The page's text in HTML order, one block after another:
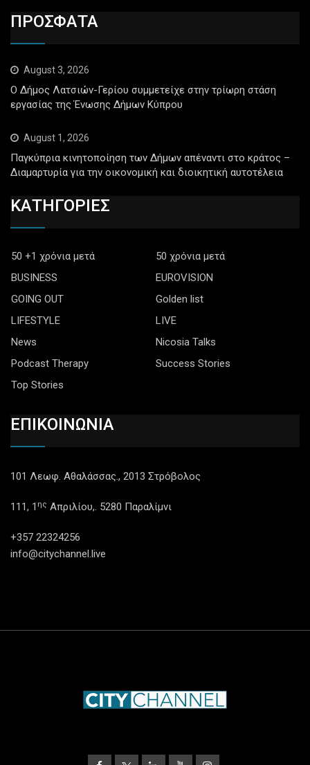
ΠΡΟΣΦΑΤΑ
August 3, 2026
Ο Δήμος Λατσιών-Γερίου συμμετείχε στην τρίωρη στάση
εργασίας της Ένωσης Δήμων Κύπρου
August 1, 2026
Παγκύπρια κινητοποίηση των Δήμων απέναντι στο κράτος –
Διαμαρτυρία για την οικονομική και διοικητική αυτοτέλεια
ΚΑΤΗΓΟΡΙΕΣ
50 +1 χρόνια μετά
50 χρόνια μετά
BUSINESS
EUROVISION
GOING OUT
Golden list
LIFESTYLE
LIVE
News
Nicosia Talks
Podcast Therapy
Success Stories
Top Stories
ΕΠΙΚΟΙΝΩΝΙΑ
101 Λεωφ. Αθαλάσσας., 2013 Στρόβολος
111, 1 ης Απριλίου,. 5280 Παραλίμνι
+357 22324256
info@citychannel.live